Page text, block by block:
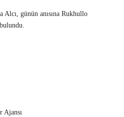
Alcı, günün anısına Rukhullo
Ajansı